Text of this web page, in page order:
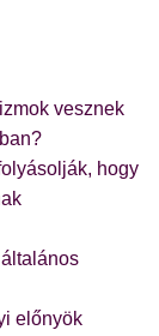
vesznek
hogy
előnyök